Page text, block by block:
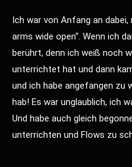
Ich war von Anfang an
arms wide open“. Wenn ich
berührt, denn ich weiß noch
unterrichtet hat und dann
und ich habe angefangen zu
hab! Es war unglaublich, ich
Und habe auch gleich
unterrichten und Flows zu